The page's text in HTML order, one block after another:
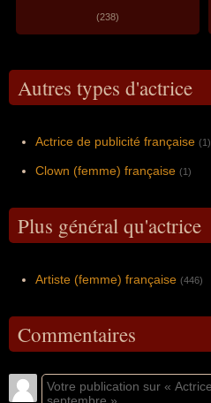
(238)
Autres types d'actrice
Actrice de publicité française (1)
Clown (femme) française (1)
Plus général qu'actrice
Artiste (femme) française (446)
Commentaires